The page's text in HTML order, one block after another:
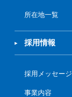
所在地一覧
採用情報
採用メッセージ
事業内容